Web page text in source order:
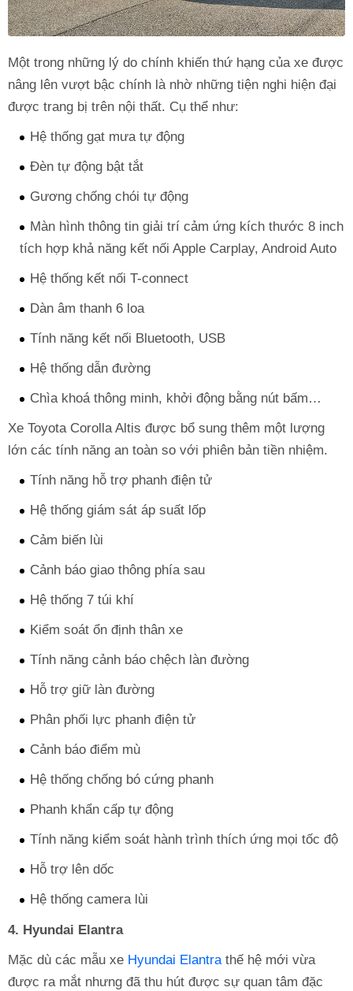
Một trong những lý do chính khiến thứ hạng của xe được
nâng lên vượt bậc chính là nhờ những tiện nghi hiện đại
được trang bị trên nội thất. Cụ thể như:
Hệ thống gạt mưa tự động
Đèn tự động bật tắt
Gương chống chói tự động
Màn hình thông tin giải trí cảm ứng kích thước 8 inch
tích hợp khả năng kết nối Apple Carplay, Android Auto
Hệ thống kết nối T-connect
Dàn âm thanh 6 loa
Tính năng kết nối Bluetooth, USB
Hệ thống dẫn đường
Chìa khoá thông minh, khởi động bằng nút bấm…
Xe Toyota Corolla Altis được bổ sung thêm một lượng
lớn các tính năng an toàn so với phiên bản tiền nhiệm.
Tính năng hỗ trợ phanh điện tử
Hệ thống giám sát áp suất lốp
Cảm biến lùi
Cảnh báo giao thông phía sau
Hệ thống 7 túi khí
Kiểm soát ổn định thân xe
Tính năng cảnh báo chệch làn đường
Hỗ trợ giữ làn đường
Phân phối lực phanh điện tử
Cảnh báo điểm mù
Hệ thống chống bó cứng phanh
Phanh khẩn cấp tự động
Tính năng kiểm soát hành trình thích ứng mọi tốc độ
Hỗ trợ lên dốc
Hệ thống camera lùi
4. Hyundai Elantra
Mặc dù các mẫu xe Hyundai Elantrathế hệ mới vừa
được ra mắt nhưng đã thu hút được sự quan tâm đặc